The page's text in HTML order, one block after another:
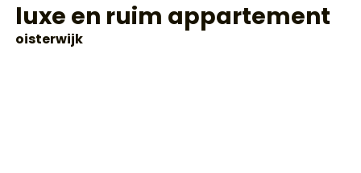
luxe en ruim appartement
oisterwijk